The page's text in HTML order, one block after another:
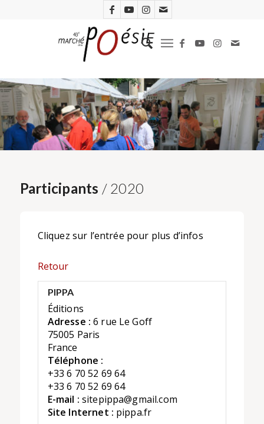
Participants / 2020
Cliquez sur l’entrée pour plus d’infos
Retour
PIPPA
Éditions
Adresse : 6 rue Le Goff
75005 Paris
France
Téléphone :
+33 6 70 52 69 64
+33 6 70 52 69 64
E-mail : sitepippa@gmail.com
Site Internet : pippa.fr